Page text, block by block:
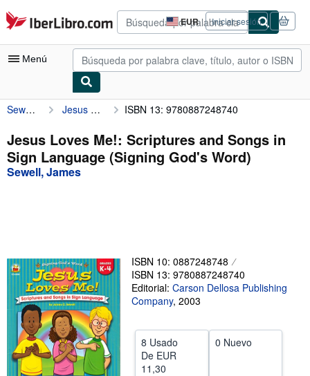
Pasar al contenido principal
IberLibro.com EUR
Preferencias
de
compra
del
Iniciar sesión
Menú
Mi cuenta
Consultar mis pedidos
Búsqueda avanzada
Vendedores
Comenzar a vender
Ayuda
CERRAR
Sewell, James Jesus Loves Me!: Scriptures and Songs in Sign Language (Signing God's Word) ISBN 13: 9780887248740
Jesus Loves Me!: Scriptures and Songs in
Sign Language (Signing God's Word)
Sewell, James
ISBN 10: 0887248748
ISBN 13: 9780887248740
Editorial: Carson Dellosa Publishing
Company, 2003
8 Usado
De EUR
11,30
0 Nuevo